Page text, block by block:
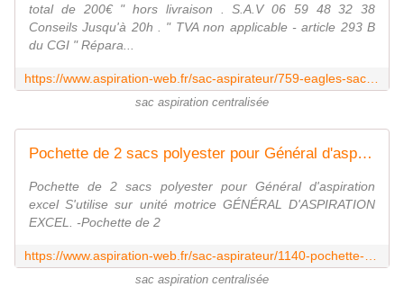
total de 200€ " hors livraison . S.A.V 06 59 48 32 38
Conseils Jusqu'à 20h . " TVA non applicable - article 293 B
du CGI " Répara...
sac aspiration centralisée
Pochette de 2 sacs polyester pour Général d'aspiration excel
Pochette de 2 sacs polyester pour Général d'aspiration
excel S'utilise sur unité motrice GÉNÉRAL D'ASPIRATION
EXCEL. -Pochette de 2
sac aspiration centralisée